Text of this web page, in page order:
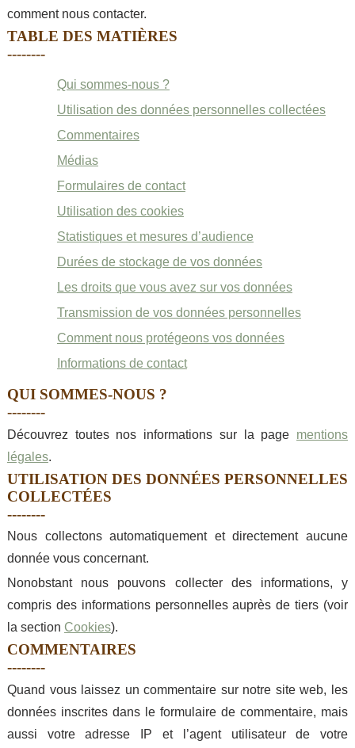
comment nous contacter.
TABLE DES MATIÈRES
Qui sommes-nous ?
Utilisation des données personnelles collectées
Commentaires
Médias
Formulaires de contact
Utilisation des cookies
Statistiques et mesures d’audience
Durées de stockage de vos données
Les droits que vous avez sur vos données
Transmission de vos données personnelles
Comment nous protégeons vos données
Informations de contact
QUI SOMMES-NOUS ?
Découvrez toutes nos informations sur la page mentions
légales.
UTILISATION DES DONNÉES PERSONNELLES
COLLECTÉES
Nous collectons automatiquement et directement aucune
donnée vous concernant.
Nonobstant nous pouvons collecter des informations, y
compris des informations personnelles auprès de tiers (voir
la section Cookies).
COMMENTAIRES
Quand vous laissez un commentaire sur notre site web, les
données inscrites dans le formulaire de commentaire, mais
aussi votre adresse IP et l’agent utilisateur de votre